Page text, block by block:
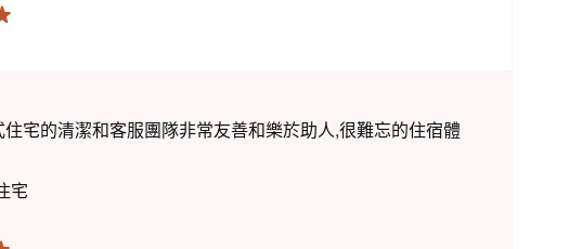
宅的清潔和客服團隊非常友善和樂於助人,很難忘的住宿體
宅